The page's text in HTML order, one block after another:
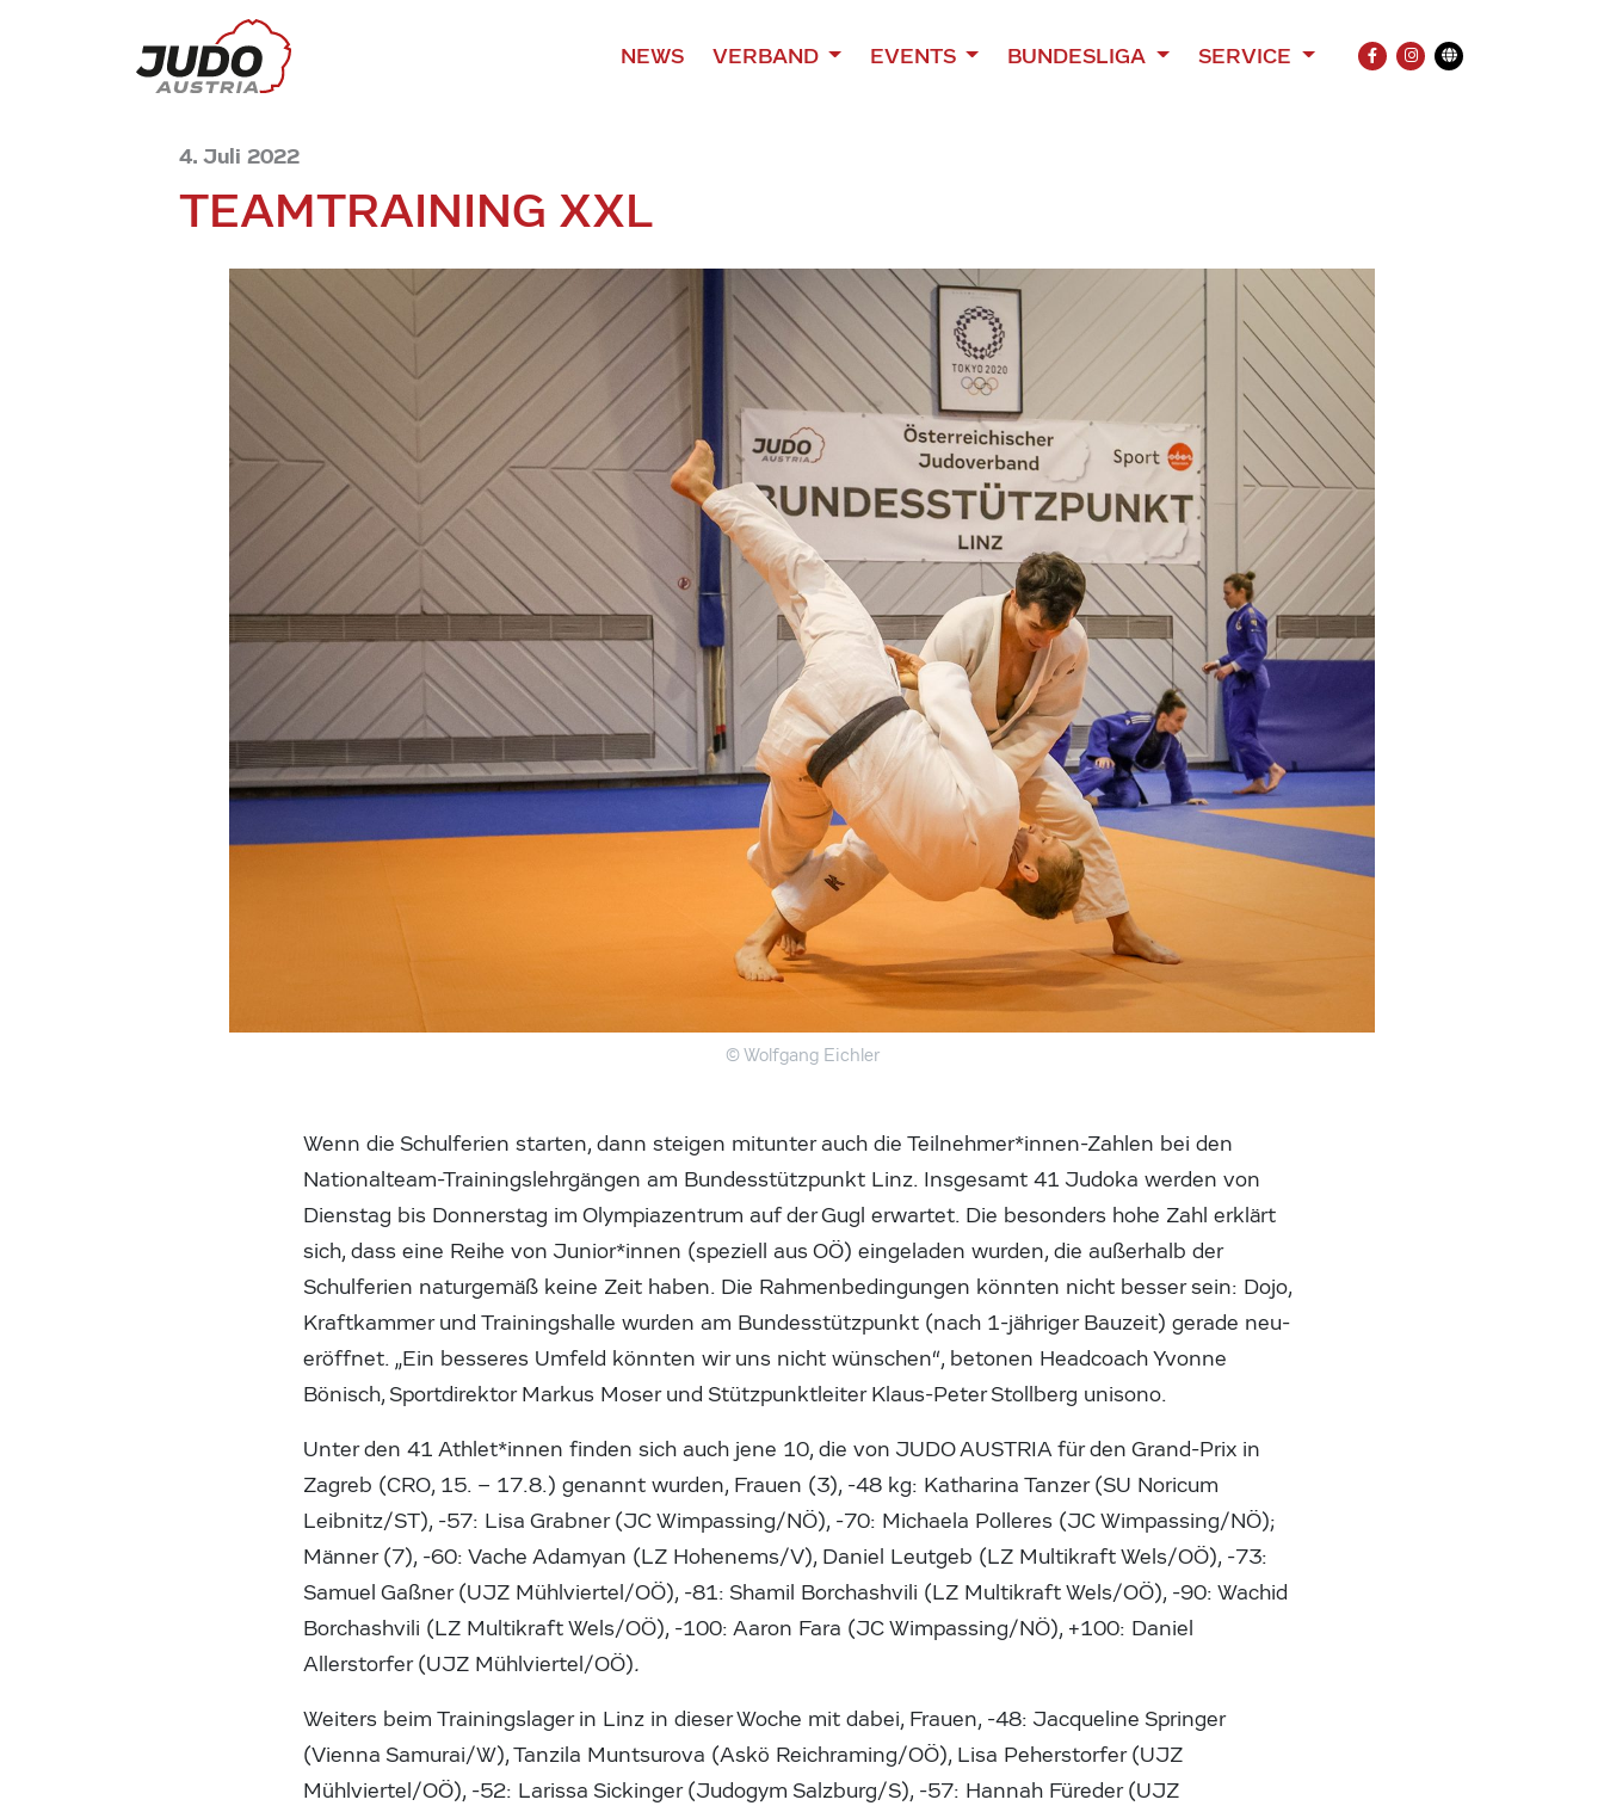
NEWS VERBAND EVENTS BUNDESLIGA SERVICE
FACEBOOK
INSTAGRAM
Übersetzung
4. Juli 2022
TEAMTRAINING XXL
© Wolfgang Eichler
Wenn die Schulferien starten, dann steigen mitunter auch die Teilnehmer*innen-Zahlen bei den
Nationalteam-Trainingslehrgängen am Bundesstützpunkt Linz. Insgesamt 41 Judoka werden von
Dienstag bis Donnerstag im Olympiazentrum auf der Gugl erwartet. Die besonders hohe Zahl erklärt
sich, dass eine Reihe von Junior*innen (speziell aus OÖ) eingeladen wurden, die außerhalb der
Schulferien naturgemäß keine Zeit haben. Die Rahmenbedingungen könnten nicht besser sein: Dojo,
Kraftkammer und Trainingshalle wurden am Bundesstützpunkt (nach 1-jähriger Bauzeit) gerade neu-
eröffnet. „Ein besseres Umfeld könnten wir uns nicht wünschen“, betonen Headcoach Yvonne
Bönisch, Sportdirektor Markus Moser und Stützpunktleiter Klaus-Peter Stollberg unisono.
Unter den 41 Athlet*innen finden sich auch jene 10, die von JUDO AUSTRIA für den Grand-Prix in
Zagreb (CRO, 15. – 17.8.) genannt wurden, Frauen (3), -48 kg: Katharina Tanzer (SU Noricum
Leibnitz/ST), -57: Lisa Grabner (JC Wimpassing/NÖ), -70: Michaela Polleres (JC Wimpassing/NÖ);
Männer (7), -60: Vache Adamyan (LZ Hohenems/V), Daniel Leutgeb (LZ Multikraft Wels/OÖ), -73:
Samuel Gaßner (UJZ Mühlviertel/OÖ), -81: Shamil Borchashvili (LZ Multikraft Wels/OÖ), -90: Wachid
Borchashvili (LZ Multikraft Wels/OÖ), -100: Aaron Fara (JC Wimpassing/NÖ), +100: Daniel
Allerstorfer (UJZ Mühlviertel/OÖ).
Weiters beim Trainingslager in Linz in dieser Woche mit dabei, Frauen, -48: Jacqueline Springer
(Vienna Samurai/W), Tanzila Muntsurova (Askö Reichraming/OÖ), Lisa Peherstorfer (UJZ
Mühlviertel/OÖ), -52: Larissa Sickinger (Judogym Salzburg/S), -57: Hannah Füreder (UJZ